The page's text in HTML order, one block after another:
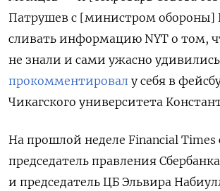
Патрушев с [министром обороны]
сливать информацию NYT о том,
не знали и сами ужасно
прокомментировал у себя в
Чикагского университета
На прошлой неделе Financial Times
председатель правления
и председатель ЦБ Эльвира